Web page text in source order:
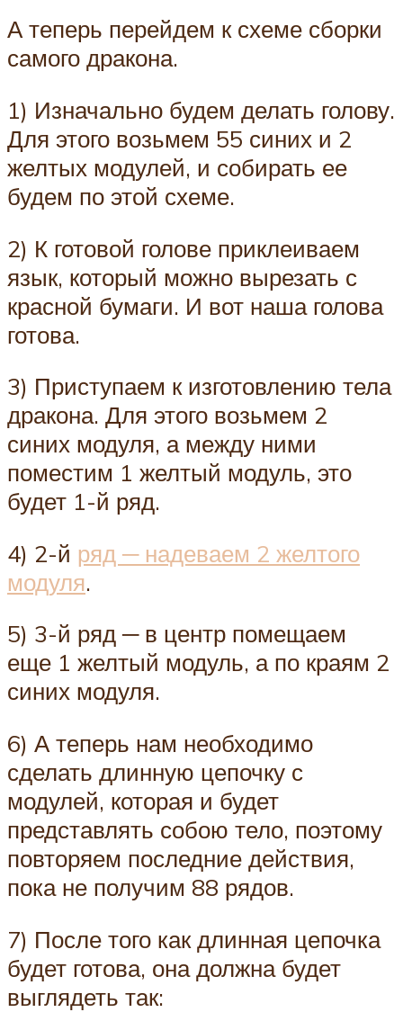
А теперь перейдем к схеме сборки
самого дракона.
1) Изначально будем делать голову.
Для этого возьмем 55 синих и 2
желтых модулей, и собирать ее
будем по этой схеме.
2) К готовой голове приклеиваем
язык, который можно вырезать с
красной бумаги. И вот наша голова
готова.
3) Приступаем к изготовлению тела
дракона. Для этого возьмем 2
синих модуля, а между ними
поместим 1 желтый модуль, это
будет 1-й ряд.
4) 2-й ряд ─ надеваем 2 желтого
модуля.
5) 3-й ряд ─ в центр помещаем
еще 1 желтый модуль, а по краям 2
синих модуля.
6) А теперь нам необходимо
сделать длинную цепочку с
модулей, которая и будет
представлять собою тело, поэтому
повторяем последние действия,
пока не получим 88 рядов.
7) После того как длинная цепочка
будет готова, она должна будет
выглядеть так: